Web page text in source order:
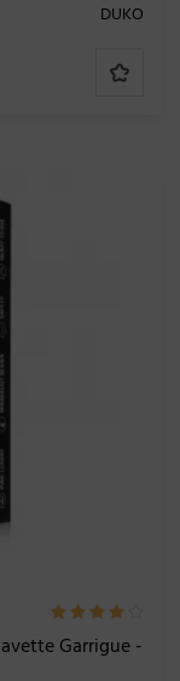
DUKO
Garrigue -